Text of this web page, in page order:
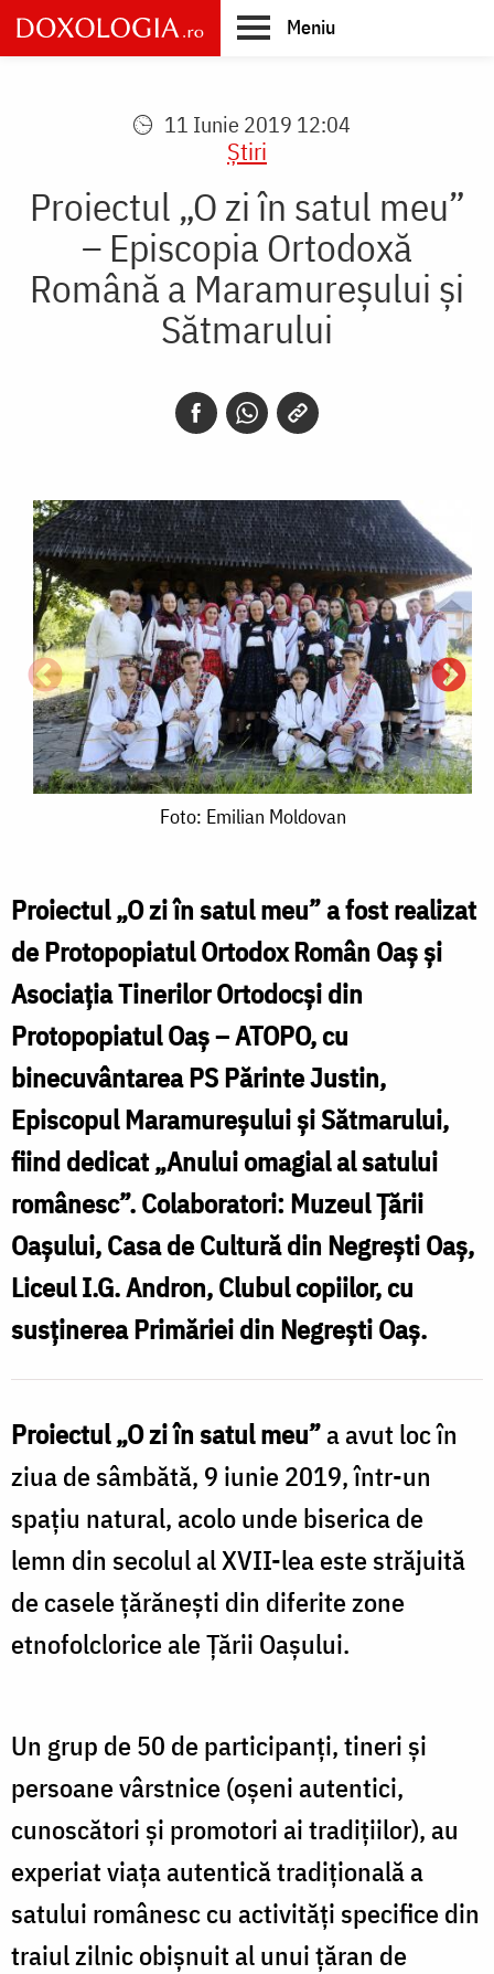
Skip
to
main
Meniu
11 Iunie 2019 12:04
Știri
Proiectul „O zi în satul meu”
– Episcopia Ortodoxă
Română a Maramureşului şi
Sătmarului
Foto: Emilian Moldovan
Proiectul „O zi în satul meu” a fost realizat
de Protopopiatul Ortodox Român Oaș și
Asociația Tinerilor Ortodocși din
Protopopiatul Oaș – ATOPO, cu
binecuvântarea PS Părinte Justin,
Episcopul Maramureșului și Sătmarului,
fiind dedicat „Anului omagial al satului
românesc”. Colaboratori: Muzeul Țării
Oașului, Casa de Cultură din Negrești Oaș,
Liceul I.G. Andron, Clubul copiilor, cu
susținerea Primăriei din Negrești Oaș.
Proiectul „O zi în satul meu”a avut loc în
ziua de sâmbătă, 9 iunie 2019, într-un
spațiu natural, acolo unde biserica de
lemn din secolul al XVII-lea este străjuită
de casele țărănești din diferite zone
etnofolclorice ale Țării Oașului.
Un grup de 50 de participanți, tineri și
persoane vârstnice (oșeni autentici,
cunoscători și promotori ai tradițiilor), au
experiat viața autentică tradițională a
satului românesc cu activități specifice din
traiul zilnic obișnuit al unui țăran de